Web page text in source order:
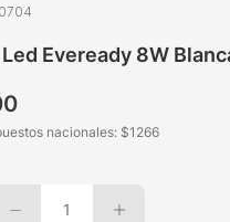
Eveready 8W
nacionales: $1266
1